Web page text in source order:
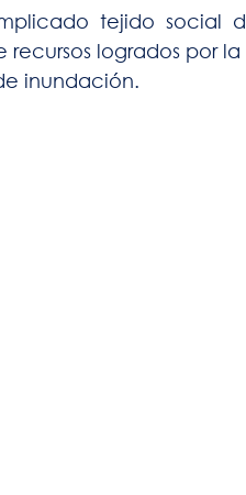
tejido social
logrados por
inundación.